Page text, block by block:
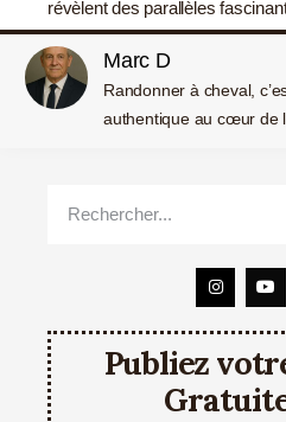
révèlent des parallèles
Marc D
Randonner à cheval,
authentique au cœur de
Publiez